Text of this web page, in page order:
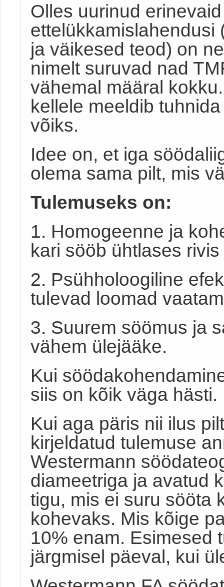
Olles uurinud
ettelükkamislahendusi
ja väikesed teod) on
nimelt suruvad nad
vähemal määral
kellele meeldib
võiks.
Idee on, et iga
olema sama pilt, mis
Tulemuseks on:
1. Homogeenne ja
kari sööb ühtlases
2. Psühholoogiline
tulevad loomad
3. Suurem söömus ja
vähem ülejääke.
Kui
siis on kõik väga hästi.
Kui aga päris nii ilus
kirjeldatud tulemuse
Westermann
diameetriga ja avatud
tigu, mis ei suru sööta
kohevaks. Mis kõige
10% enam. Esimesed
järgmisel päeval, kui